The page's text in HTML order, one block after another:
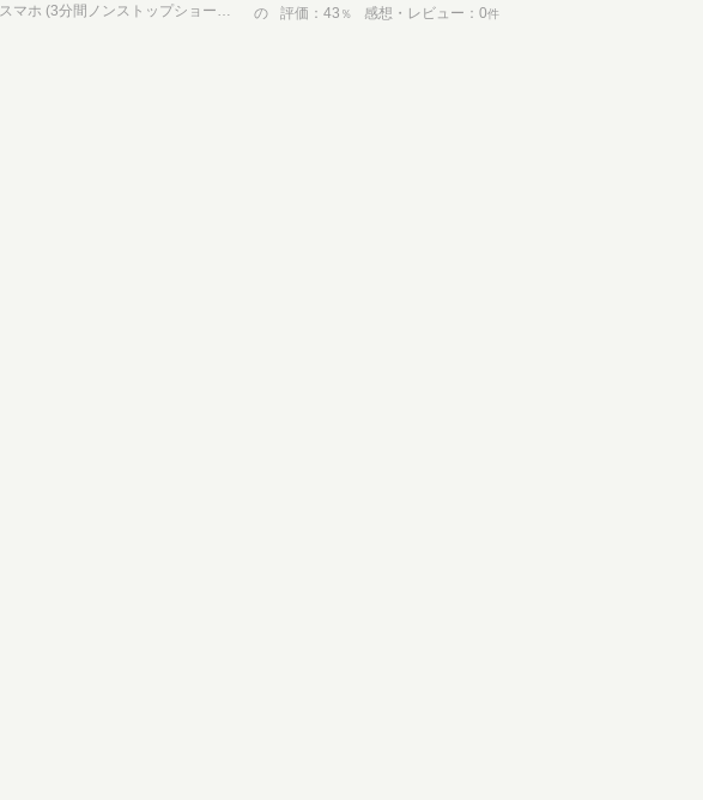
ラストで君は「まさか! 」と言う 呪いのスマホ (3分間ノンストップショートストーリー) の 評価 43 ％ 感想・レビュー 0件